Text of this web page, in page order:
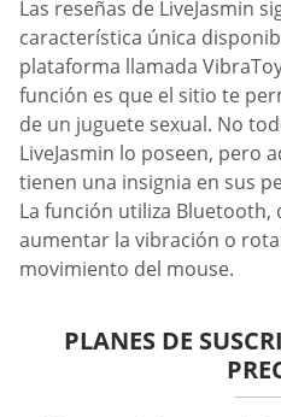
Las reseñas de LiveJasmin
característica única
plataforma llamada
función es que el sitio te
de un juguete sexual. No
LiveJasmin lo poseen, pero
tienen una insignia en sus
La función utiliza
aumentar la vibración o
movimiento del mouse.
PLANES DE